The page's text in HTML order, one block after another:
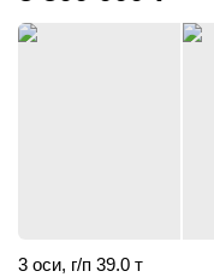
3 оси, г/п 39.0 т